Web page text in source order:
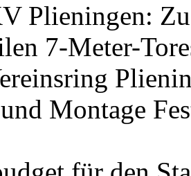
Plieningen:
7-Meter-
Montage